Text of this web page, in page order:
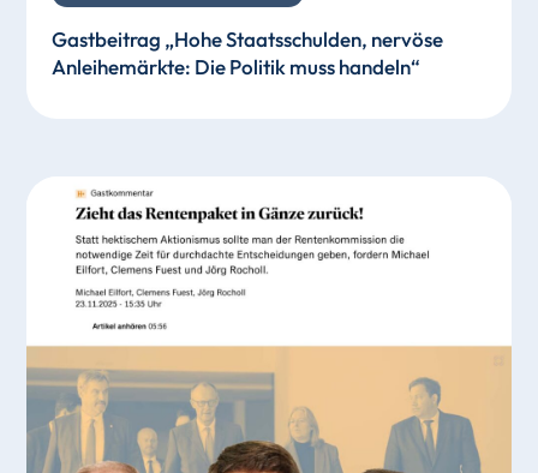
Gastbeitrag „Hohe Staatsschulden, nervöse
Anleihemärkte: Die Politik muss handeln“